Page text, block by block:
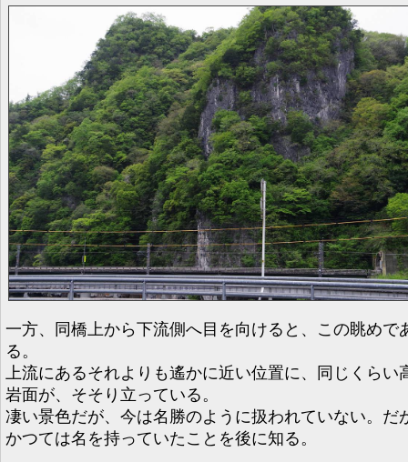
一方、同橋上から下流側へ目を向けると、この眺めで
る。
上流にあるそれよりも遙かに近い位置に、同じくらい
岩面が、そそり立っている。
凄い景色だが、今は名勝のように扱われていない。だ
かつては名を持っていたことを後に知る。